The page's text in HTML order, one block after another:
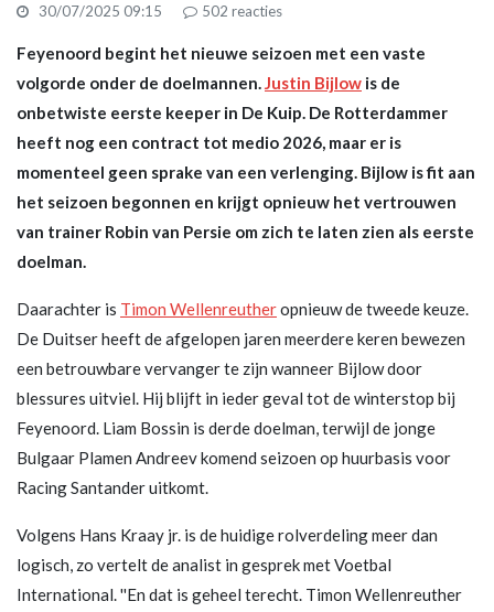
30/07/2025 09:15 502 reacties
Feyenoord begint het nieuwe seizoen met een vaste
volgorde onder de doelmannen.Justin Bijlow is de
onbetwiste eerste keeper in De Kuip. De Rotterdammer
heeft nog een contract tot medio 2026, maar er is
momenteel geen sprake van een verlenging. Bijlow is fit aan
het seizoen begonnen en krijgt opnieuw het vertrouwen
van trainer Robin van Persie om zich te laten zien als eerste
doelman.
Daarachter is Timon Wellenreutheropnieuw de tweede keuze.
De Duitser heeft de afgelopen jaren meerdere keren bewezen
een betrouwbare vervanger te zijn wanneer Bijlow door
blessures uitviel. Hij blijft in ieder geval tot de winterstop bij
Feyenoord. Liam Bossin is derde doelman, terwijl de jonge
Bulgaar Plamen Andreev komend seizoen op huurbasis voor
Racing Santander uitkomt.
Volgens Hans Kraay jr. is de huidige rolverdeling meer dan
logisch, zo vertelt de analist in gesprek met Voetbal
International. ''En dat is geheel terecht. Timon Wellenreuther